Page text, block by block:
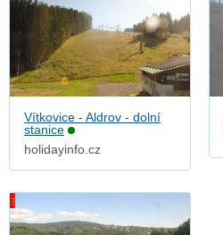
Vítkovice - Aldrov - dolní
stanice
holidayinfo.cz